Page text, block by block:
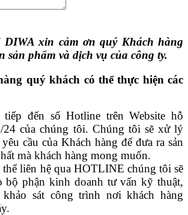
xin cảm ơn quý Khách hàng
sản phẩm và dịch vụ của công ty.
quý khách có thể thực hiện các
đến số Hotline trên Website hỗ
24 của chúng tôi. Chúng tôi sẽ xử lý
cầu của Khách hàng để đưa ra sản
mà khách hàng mong muốn.
thể liên hệ qua HOTLINE chúng tôi sẽ
bộ phận kinh doanh tư vấn kỹ thuật,
sát công trình nơi khách hàng